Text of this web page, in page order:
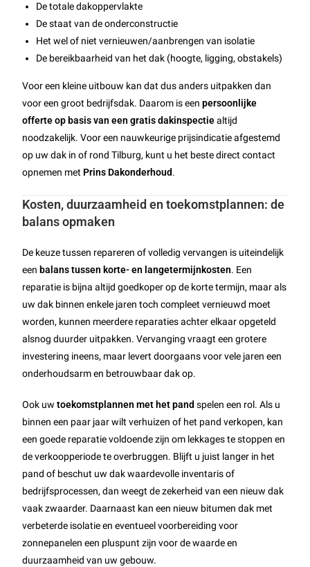
De totale dakoppervlakte
De staat van de onderconstructie
Het wel of niet vernieuwen/aanbrengen van isolatie
De bereikbaarheid van het dak (hoogte, ligging, obstakels)
Voor een kleine uitbouw kan dat dus anders uitpakken dan
voor een groot bedrijfsdak. Daarom is eenpersoonlijke
offerte op basis van een gratis dakinspectiealtijd
noodzakelijk. Voor een nauwkeurige prijsindicatie afgestemd
op uw dak in of rond Tilburg, kunt u het beste direct contact
opnemen met Prins Dakonderhoud.
Kosten, duurzaamheid en toekomstplannen: de
balans opmaken
De keuze tussen repareren of volledig vervangen is uiteindelijk
een balans tussen korte- en langetermijnkosten. Een
reparatie is bijna altijd goedkoper op de korte termijn, maar als
uw dak binnen enkele jaren toch compleet vernieuwd moet
worden, kunnen meerdere reparaties achter elkaar opgeteld
alsnog duurder uitpakken. Vervanging vraagt een grotere
investering ineens, maar levert doorgaans voor vele jaren een
onderhoudsarm en betrouwbaar dak op.
Ook uwtoekomstplannen met het pand spelen een rol. Als u
binnen een paar jaar wilt verhuizen of het pand verkopen, kan
een goede reparatie voldoende zijn om lekkages te stoppen en
de verkoopperiode te overbruggen. Blijft u juist langer in het
pand of beschut uw dak waardevolle inventaris of
bedrijfsprocessen, dan weegt de zekerheid van een nieuw dak
vaak zwaarder. Daarnaast kan een nieuw bitumen dak met
verbeterde isolatie en eventueel voorbereiding voor
zonnepanelen een pluspunt zijn voor de waarde en
duurzaamheid van uw gebouw.